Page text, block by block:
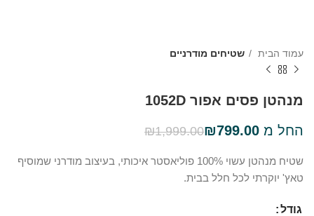
עמוד הבית שטיחים מודרניים
מנהטן פסים אפור 1052D
החל מ
₪799.00
₪1,999.00
שטיח מנהטן עשוי 100% פוליאסטר איכותי, בעיצוב מודרני שמוסיף
טאץ' יוקרתי לכל חלל בבית.
גודל